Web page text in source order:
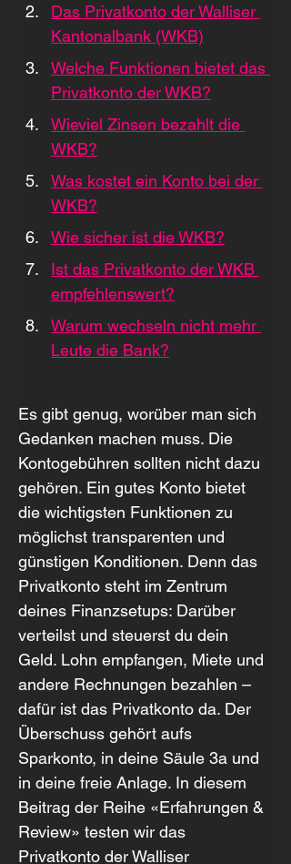
Das Privatkonto der Walliser
Kantonalbank (WKB)
Welche Funktionen bietet das
Privatkonto der WKB?
Wieviel Zinsen bezahlt die
WKB?
Was kostet ein Konto bei der
WKB?
Wie sicher ist die WKB?
Ist das Privatkonto der WKB
empfehlenswert?
Warum wechseln nicht mehr
Leute die Bank?
Es gibt genug, worüber man sich
Gedanken machen muss. Die
Kontogebühren sollten nicht dazu
gehören. Ein gutes Konto bietet
die wichtigsten Funktionen zu
möglichst transparenten und
günstigen Konditionen. Denn das
Privatkonto steht im Zentrum
deines Finanzsetups: Darüber
verteilst und steuerst du dein
Geld. Lohn empfangen, Miete und
andere Rechnungen bezahlen –
dafür ist das Privatkonto da. Der
Überschuss gehört aufs
Sparkonto, in deine Säule 3a und
in deine freie Anlage. In diesem
Beitrag der Reihe «Erfahrungen &
Review» testen wir das
Privatkonto der Walliser